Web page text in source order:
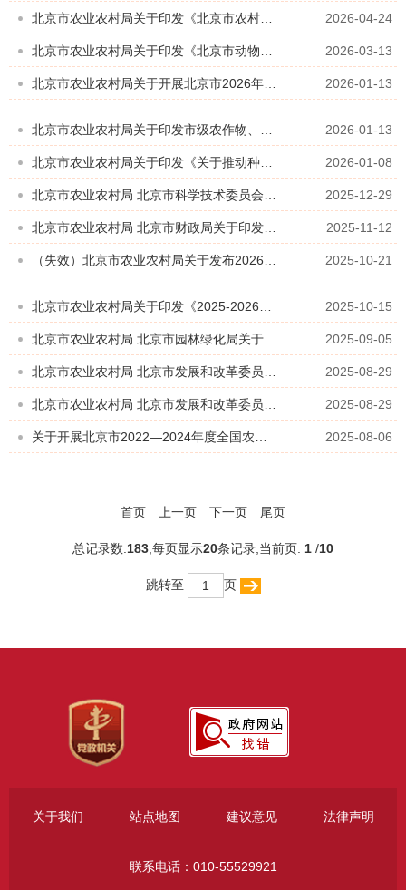
2026-04-24
2026-03-13
2026-01-13
2026-01-13
2026-01-08
2025-12-29
2025-11-12
2025-10-21
2025-10-15
2025-09-05
2025-08-29
2025-08-29
2025-08-06
首页 上一页 下一页 尾页
总记录数:183 ,每页显示20条记录,当前页: 1 /10
跳转至 页
关于我们 站点地图 建议意见 法律声明
联系电话：010-55529921